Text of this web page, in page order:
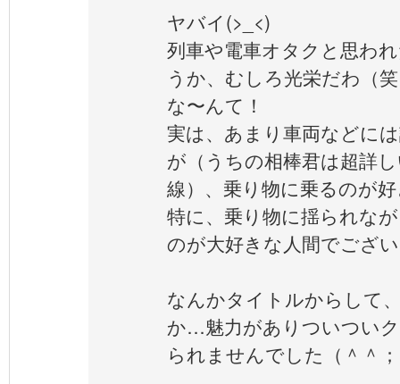
ヤバイ(>_<)
列車や電車オタクと思わ
うか、むしろ光栄だわ（
な〜んて！
実は、あまり車両などに
が（うちの相棒君は超詳
線）、乗り物に乗るのが
特に、乗り物に揺られな
のが大好きな人間でござ
なんかタイトルからして
か…魅力がありついつい
られませんでした（＾＾；